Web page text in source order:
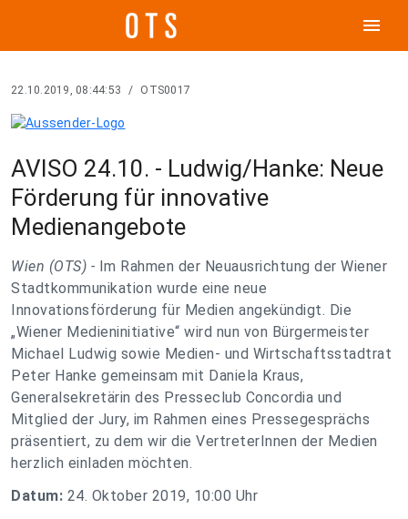
menu
22.10.2019, 08:44:53 / OTS0017
AVISO 24.10. - Ludwig/Hanke: Neue
Förderung für innovative
Medienangebote
Wien (OTS) - Im Rahmen der Neuausrichtung der Wiener
Stadtkommunikation wurde eine neue
Innovationsförderung für Medien angekündigt. Die
„Wiener Medieninitiative“ wird nun von Bürgermeister
Michael Ludwig sowie Medien- und Wirtschaftsstadtrat
Peter Hanke gemeinsam mit Daniela Kraus,
Generalsekretärin des Presseclub Concordia und
Mitglied der Jury, im Rahmen eines Pressegesprächs
präsentiert, zu dem wir die VertreterInnen der Medien
herzlich einladen möchten.
Datum: 24. Oktober 2019, 10:00 Uhr